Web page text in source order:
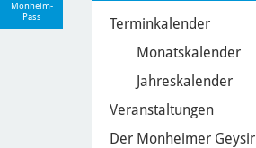
Terminkalender
Monatskalender
Jahreskalender
Veranstaltungen
Der Monheimer Geysir
Monheim-
Pass